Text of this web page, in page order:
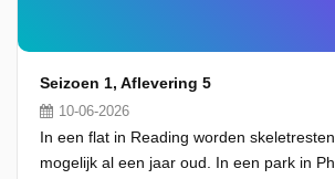
Seizoen 1, Aflevering 5
10-06-2026
In een flat in Reading worden
mogelijk al een jaar oud. In een park in